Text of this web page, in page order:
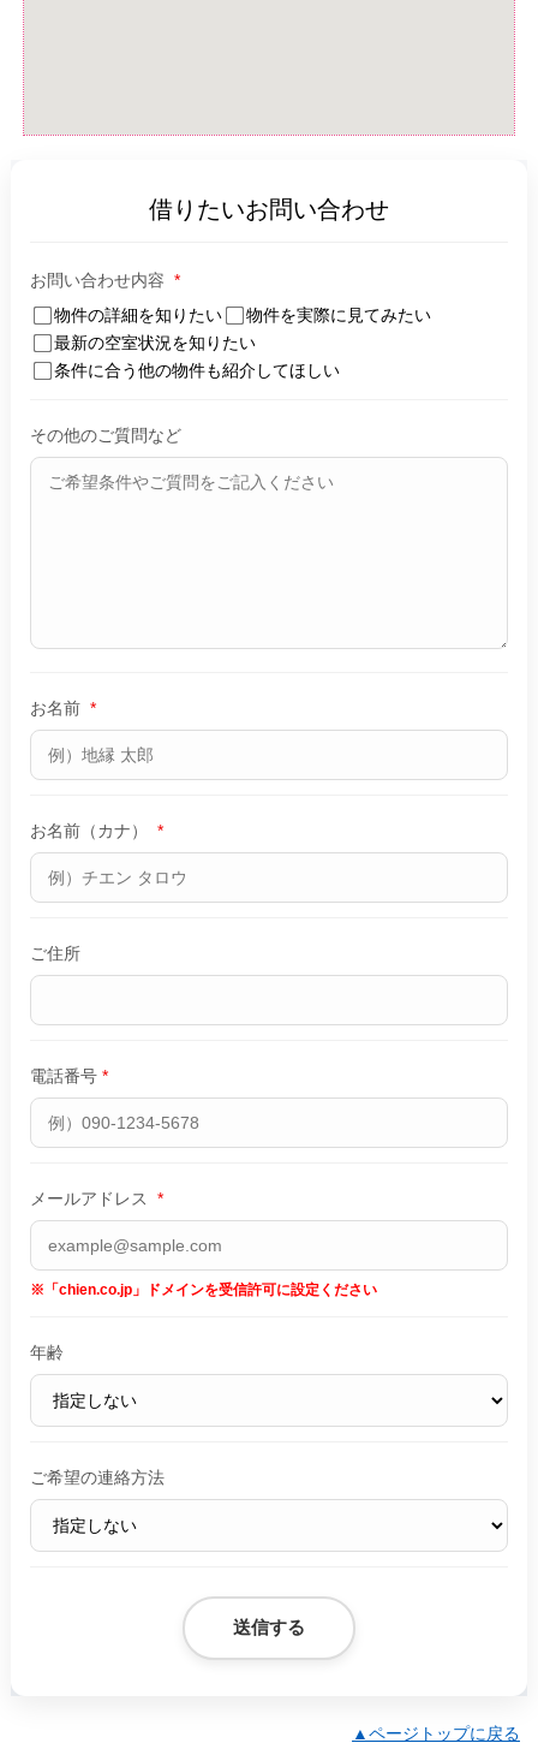
借りたいお問い合わせ
お問い合わせ内容 *
物件の詳細を知りたい
物件を実際に見てみたい
最新の空室状況を知りたい
条件に合う他の物件も紹介してほしい
その他のご質問など
お名前 *
お名前（カナ） *
ご住所
電話番号 *
メールアドレス *
※「chien.co.jp」ドメインを受信許可に設定ください
年齢
ご希望の連絡方法
▲ページトップに戻る